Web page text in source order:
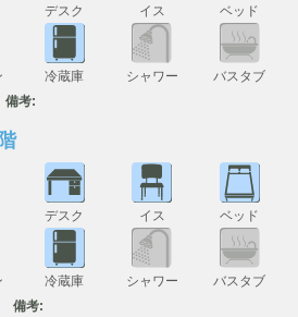
デスク イス ベッド
冷蔵庫 シャワー バスタブ
備考:
デスク イス ベッド
冷蔵庫 シャワー バスタブ
備考: